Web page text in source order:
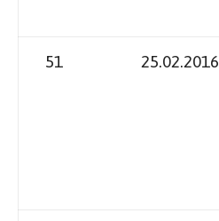
51 25.02.2016